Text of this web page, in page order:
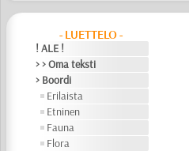
- LUETTELO -
! ALE !
> > Oma teksti
> Boordi
Erilaista
Etninen
Fauna
Flora